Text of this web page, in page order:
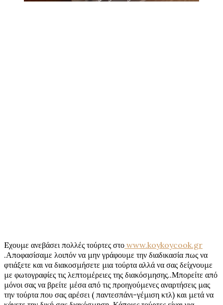
Eχουμε ανεβάσει πολλές τούρτες στο www.koykoycook.gr
.Αποφασίσαμε λοιπόν να μην γράφουμε την διαδικασία πως να
φτιάξετε και να διακοσμήσετε μια τούρτα αλλά να σας δείχνουμε
με φωτογραφίες τις λεπτομέρειες της διακόσμησης..Μπορείτε από
μόνοι σας να βρείτε μέσα από τις προηγούμενες αναρτήσεις μας
την τούρτα που σας αρέσει ( παντεσπάνι-γέμιση κτλ) και μετά να